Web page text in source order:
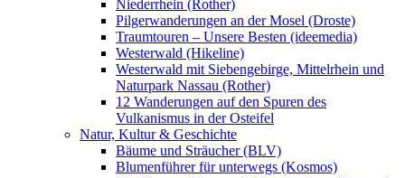
Niederrhein (Rother)
Pilgerwanderungen an der Mosel (Droste)
Traumtouren – Unsere Besten (ideemedia)
Westerwald (Hikeline)
Westerwald mit Siebengebirge, Mittelrhein und
Naturpark Nassau (Rother)
12 Wanderungen auf den Spuren des
Vulkanismus in der Osteifel
Natur, Kultur & Geschichte
Bäume und Sträucher (BLV)
Blumenführer für unterwegs (Kosmos)